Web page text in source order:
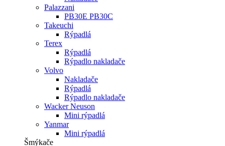
Palazzani
PB30E PB30C
Takeuchi
Rýpadlá
Terex
Rýpadlá
Rýpadlo nakladače
Volvo
Nakladače
Rýpadlá
Rýpadlo nakladače
Wacker Neuson
Mini rýpadlá
Yanmar
Mini rýpadlá
Šmýkače